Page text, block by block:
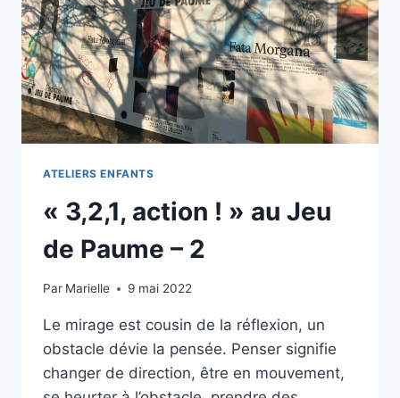
ATELIERS ENFANTS
« 3,2,1, action ! » au Jeu
de Paume – 2
Par Marielle 9 mai 2022
Le mirage est cousin de la réflexion, un
obstacle dévie la pensée. Penser signifie
changer de direction, être en mouvement,